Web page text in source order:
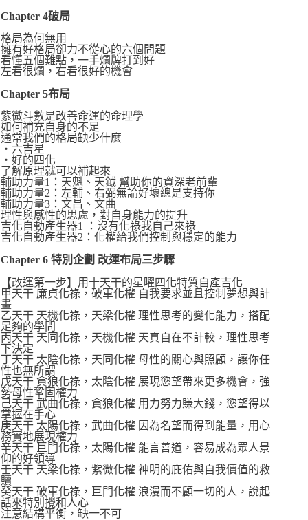
Chapter 4破局
格局為何無用
擁有好格局卻力不從心的六個問題
看懂五個難點，一手爛牌打到好
左看很爛，右看很好的機會
Chapter 5布局
紫微斗數是改善命運的命理學
如何補充自身的不足
通常我們的格局缺少什麼
‧六吉星
‧好的四化
了解原理就可以補起來
輔助力量1：天魁、天鉞 幫助你的資深老前輩
輔助力量2：左輔、右弼無論好壞總是支持你
輔助力量3：文昌、文曲
理性與感性的思慮，對自身能力的提升
吉化自動產生器1 ：沒有化祿我自己來祿
吉化自動產生器2：化權給我們控制與穩定的能力
Chapter 6 特別企劃 改運布局三步驟
【改運第一步】用十天干的星曜四化特質自產吉化
甲天干 廉貞化祿，破軍化權 自我要求並且控制夢想與計
畫
乙天干 天機化祿，天梁化權 理性思考的變化能力，搭配
足夠的學問
丙天干 天同化祿，天機化權 天真自在不計較，理性思考
下決定
丁天干 太陰化祿，天同化權 母性的關心與照顧，讓你任
性也無所謂
戊天干 貪狼化祿，太陰化權 展現慾望帶來更多機會，強
勢母性鞏固權力
己天干 武曲化祿，貪狼化權 用力努力賺大錢，慾望得以
掌握在手心
庚天干 太陽化祿，武曲化權 因為名望而得到能量，用心
務實地展現權力
辛天干 巨門化祿，太陽化權 能言善道，容易成為眾人景
仰的好領導
壬天干 天梁化祿，紫微化權 神明的庇佑與自我價值的救
贖
癸天干 破軍化祿，巨門化權 浪漫而不顧一切的人，說起
話來特別攪和人心
注意結構平衡，缺一不可